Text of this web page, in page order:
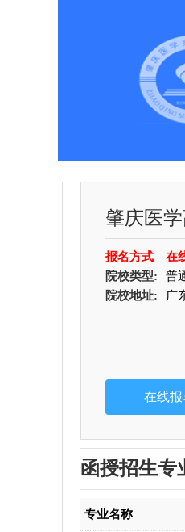
肇庆医
报名方式
在
院校类型:
普
院校地址:
广
函授招生专
专业名称